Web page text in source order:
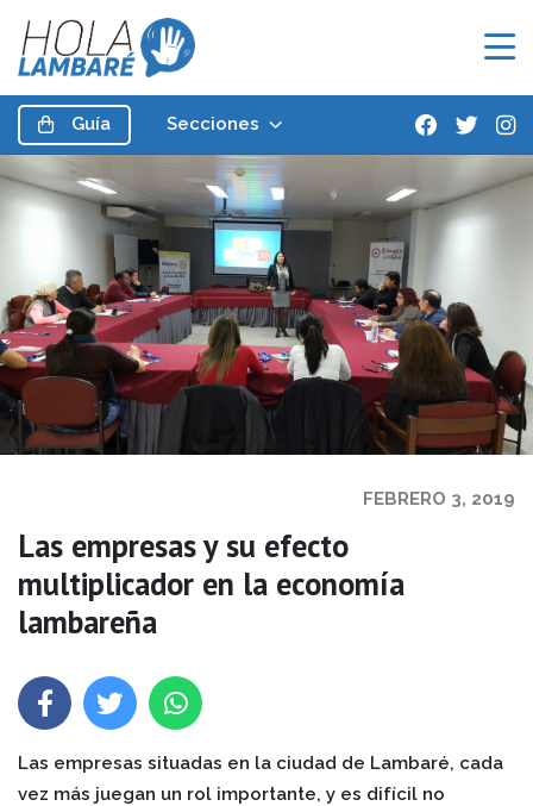
Guía Secciones
FEBRERO 3, 2019
Las empresas y su efecto
multiplicador en la economía
lambareña
Las empresas situadas en la ciudad de Lambaré, cada
vez más juegan un rol importante, y es difícil no